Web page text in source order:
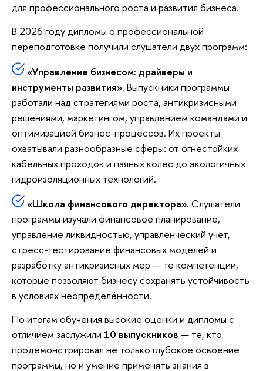
для профессионального роста и развития бизнеса.
В 2026 году дипломы о профессиональной
переподготовке получили слушатели двух программ:
«Управление бизнесом: драйверы и
инструменты развития». Выпускники программы
работали над стратегиями роста, антикризисными
решениями, маркетингом, управлением командами и
оптимизацией бизнес-процессов. Их проекты
охватывали разнообразные сферы: от огнестойких
кабельных проходок и паяных колёс до экологичных
гидроизоляционных технологий.
«Школа финансового директора». Слушатели
программы изучали финансовое планирование,
управление ликвидностью, управленческий учёт,
стресс-тестирование финансовых моделей и
разработку антикризисных мер — те компетенции,
которые позволяют бизнесу сохранять устойчивость
в условиях неопределённости.
По итогам обучения высокие оценки и дипломы с
отличием заслужили 10 выпускников — те, кто
продемонстрировал не только глубокое освоение
программы, но и умение применять знания в